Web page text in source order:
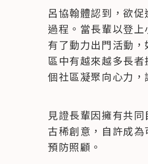
呂協翰體認到，欲
過程。當長輩以登
有了動力出門活動
區中有越來越多長
個社區凝聚向心力
見證長輩因擁有共
古稀創意，自許成
預防照顧。